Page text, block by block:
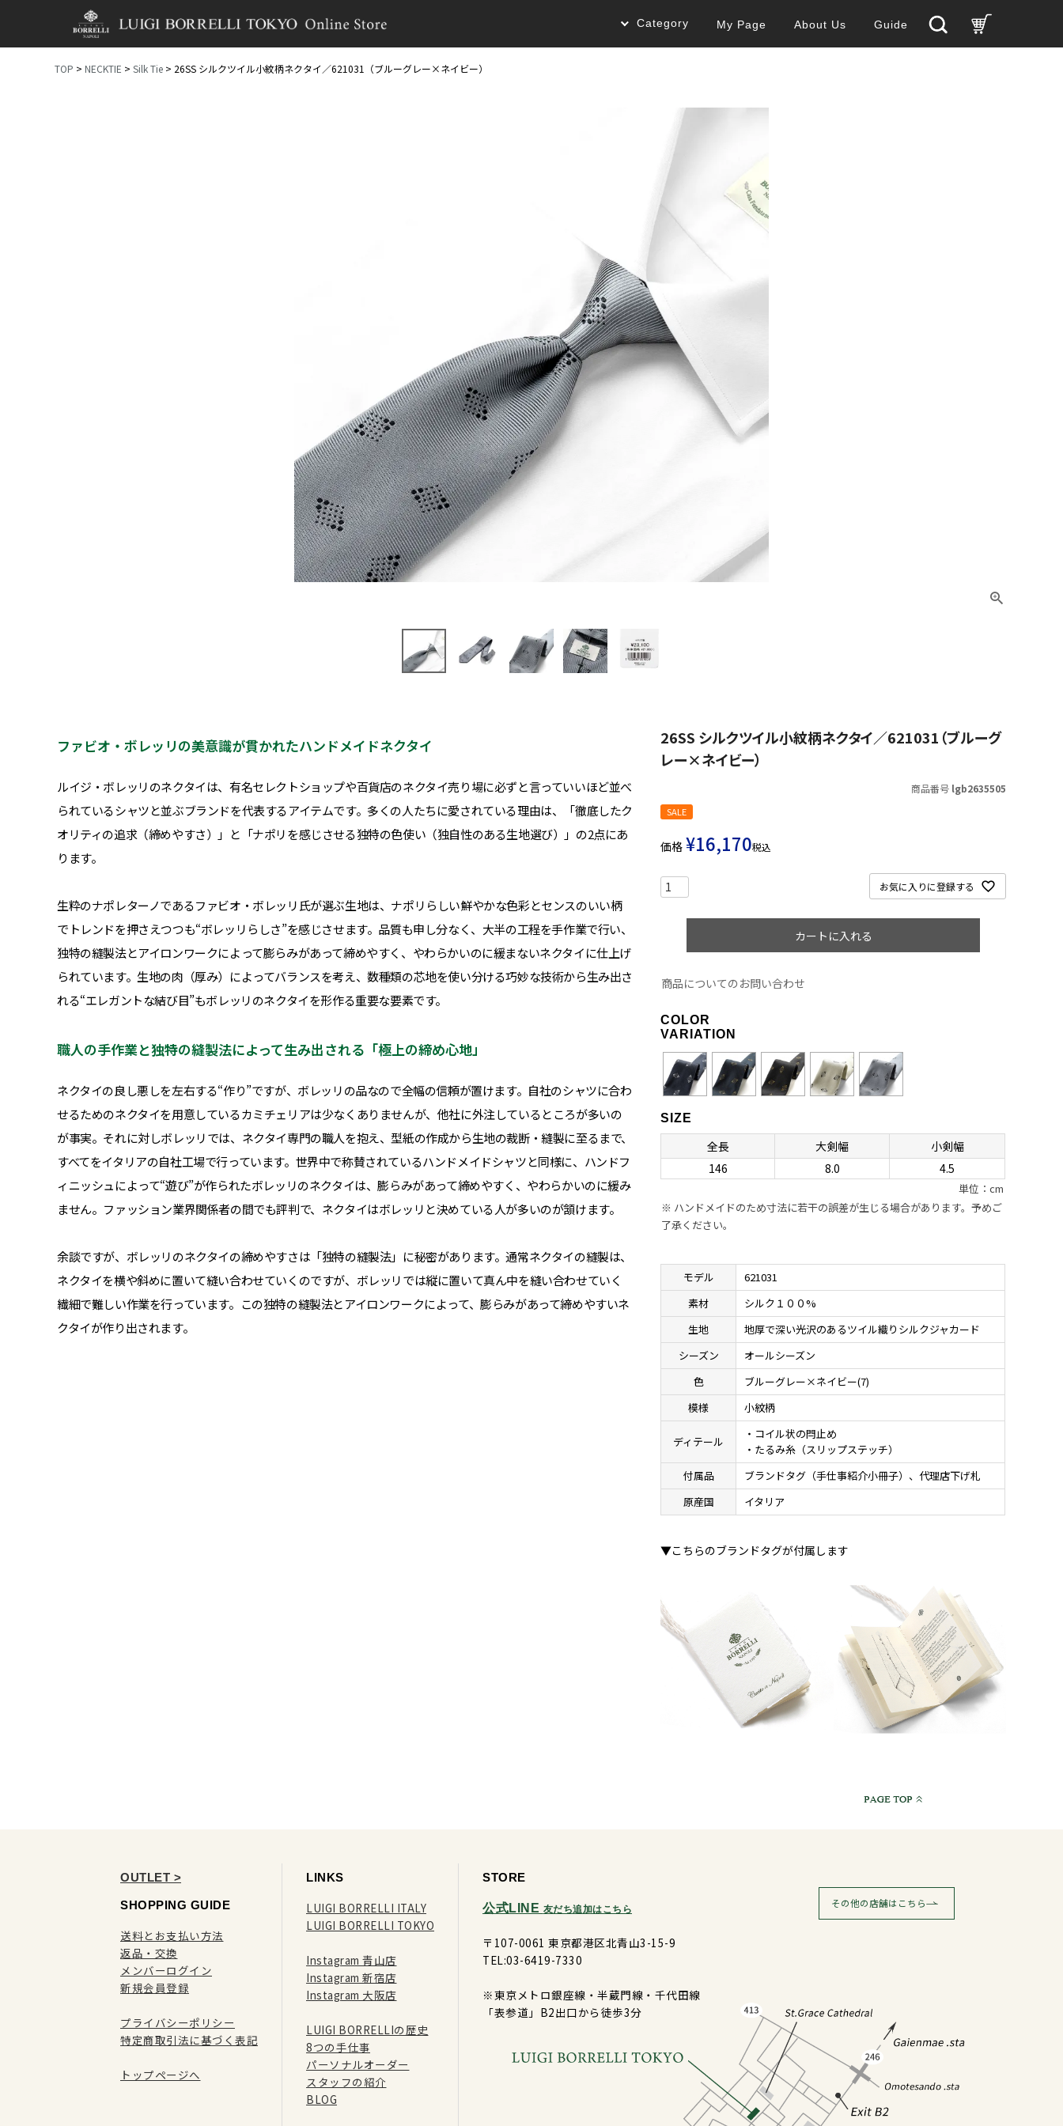
Category My Page About Us Guide
TOP NECKTIE Silk Tie 26SS シルクツイル小紋柄ネクタイ／621031（ブルーグレー×ネイビー）
ファビオ・ボレッリの美意識が貫かれたハンドメイドネクタイ
ルイジ・ボレッリのネクタイは、有名セレクトショップや百貨店のネクタイ売り場に必ずと言っていいほど並べ
られているシャツと並ぶブランドを代表するアイテムです。多くの人たちに愛されている理由は、「徹底したク
オリティの追求（締めやすさ）」と「ナポリを感じさせる独特の色使い（独自性のある生地選び）」の2点にあ
ります。
生粋のナポレターノであるファビオ・ボレッリ氏が選ぶ生地は、ナポリらしい鮮やかな色彩とセンスのいい柄
でトレンドを押さえつつも“ボレッリらしさ”を感じさせます。品質も申し分なく、大半の工程を手作業で行い、
独特の縫製法とアイロンワークによって膨らみがあって締めやすく、やわらかいのに緩まないネクタイに仕上げ
られています。生地の肉（厚み）によってバランスを考え、数種類の芯地を使い分ける巧妙な技術から生み出さ
れる“エレガントな結び目”もボレッリのネクタイを形作る重要な要素です。
職人の手作業と独特の縫製法によって生み出される「極上の締め心地」
ネクタイの良し悪しを左右する“作り”ですが、ボレッリの品なので全幅の信頼が置けます。自社のシャツに合わ
せるためのネクタイを用意しているカミチェリアは少なくありませんが、他社に外注しているところが多いの
が事実。それに対しボレッリでは、ネクタイ専門の職人を抱え、型紙の作成から生地の裁断・縫製に至るまで、
すべてをイタリアの自社工場で行っています。世界中で称賛されているハンドメイドシャツと同様に、ハンドフ
ィニッシュによって“遊び”が作られたボレッリのネクタイは、膨らみがあって締めやすく、やわらかいのに緩み
ません。ファッション業界関係者の間でも評判で、ネクタイはボレッリと決めている人が多いのが頷けます。
余談ですが、ボレッリのネクタイの締めやすさは「独特の縫製法」に秘密があります。通常ネクタイの縫製は、
ネクタイを横や斜めに置いて縫い合わせていくのですが、ボレッリでは縦に置いて真ん中を縫い合わせていく
繊細で難しい作業を行っています。この独特の縫製法とアイロンワークによって、膨らみがあって締めやすいネ
クタイが作り出されます。
26SS シルクツイル小紋柄ネクタイ／621031（ブルーグ
レー×ネイビー）
商品番号 lgb2635505
SALE
価格 ¥16,170税込
お気に入りに登録する
カートに入れる
商品についてのお問い合わせ
COLOR
VARIATION
SIZE
全長 大剣幅
小剣幅
146
8.0 4.5
単位：cm
※ ハンドメイドのため寸法に若干の誤差が生じる場合があります。予めご
了承ください。
モデル
621031
素材
シルク１００%
生地
地厚で深い光沢のあるツイル織りシルクジャカード
シーズン
オールシーズン
色
ブルーグレー×ネイビー(7)
模様
小紋柄
ディテール
・コイル状の閂止め
・たるみ糸（スリップステッチ）
付属品
ブランドタグ（手仕事紹介小冊子）、代理店下げ札
原産国
イタリア
▼こちらのブランドタグが付属します
OUTLET >
SHOPPING GUIDE
送料とお支払い方法
返品・交換
メンバーログイン
新規会員登録
プライバシーポリシー
特定商取引法に基づく表記
トップページへ
LINKS
LUIGI BORRELLI ITALY
LUIGI BORRELLI TOKYO
Instagram 青山店
Instagram 新宿店
Instagram 大阪店
LUIGI BORRELLIの歴史
8つの手仕事
パーソナルオーダー
スタッフの紹介
BLOG
STORE
公式LINE 友だち追加はこちら
〒107-0061 東京都港区北青山3-15-9
TEL:03-6419-7330
※東京メトロ銀座線・半蔵門線・千代田線
「表参道」B2出口から徒歩3分
その他の店舗はこちら